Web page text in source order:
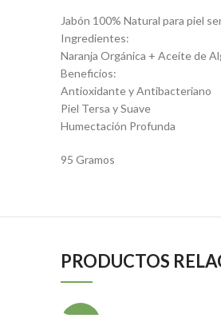
Jabón 100% Natural para piel
Ingredientes:
Naranja Orgánica + Aceite de
Beneficios:
Antioxidante y Antibacteriano
Piel Tersa y Suave
Humectación Profunda
95 Gramos
PRODUCTOS